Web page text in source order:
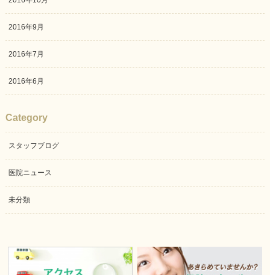
2016年9月
2016年7月
2016年6月
Category
スタッフブログ
医院ニュース
未分類